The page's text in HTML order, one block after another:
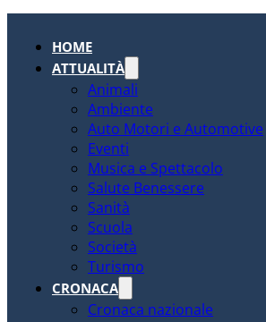
HOME
ATTUALITÀ
Animali
Ambiente
Auto Motori e Automotive
Eventi
Musica e Spettacolo
Salute Benessere
Sanità
Scuola
Società
Turismo
CRONACA
Cronaca nazionale